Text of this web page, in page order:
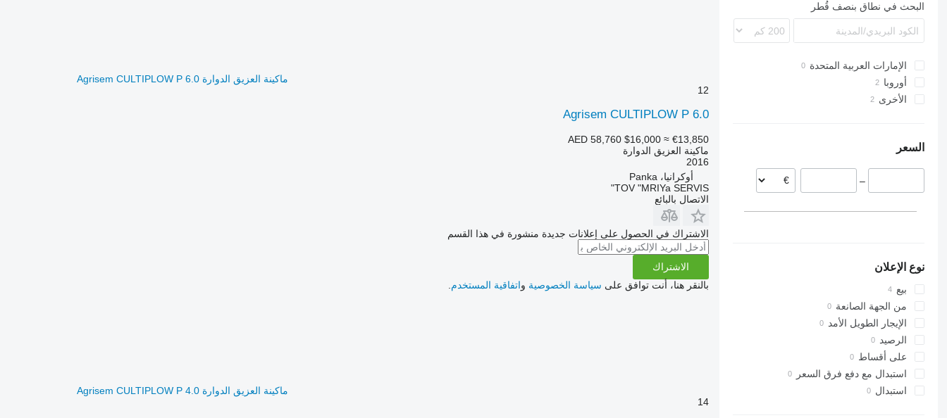
البحث في نطاق بنصف قُطر
الإمارات العربية المتحدة
أوروبا
بولندا
الأخرى
السعر
–
نوع الإعلان
بيع
من الجهة الصانعة
الإيجار الطويل الأمد
الرصيد
على أقساط
استبدال مع دفع فرق السعر
استبدال
ماكينة العزيق الدوارة Agrisem CULTIPLOW P 6.0
12
Agrisem CULTIPLOW P 6.0
AED 58,760 $16,000 ≈ €13,850
ماكينة العزيق الدوارة
2016
أوكرانيا، Panka
TOV "MRIYa SERVIS"
الاتصال بالبائع
الاشتراك في الحصول على إعلانات جديدة منشورة في هذا القسم
الاشتراك
بالنقر هنا، أنت توافق على سياسة الخصوصية واتفاقية المستخدم
ماكينة العزيق الدوارة Agrisem CULTIPLOW P 4.0
14